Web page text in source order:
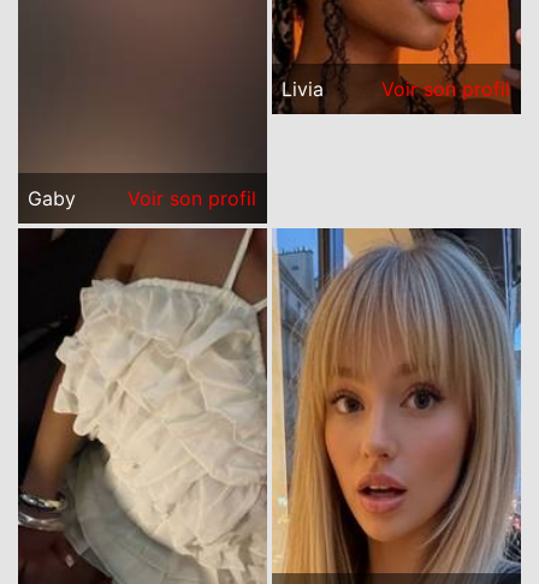
Gaby Voir son profil
Livia Voir son profil